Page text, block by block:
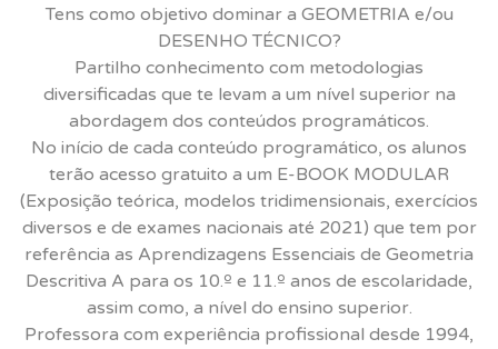
Tens como objetivo dominar a GEOMETRIA e/ou
DESENHO TÉCNICO?
Partilho conhecimento com metodologias
diversificadas que te levam a um nível superior na
abordagem dos conteúdos programáticos.
No início de cada conteúdo programático, os alunos
terão acesso gratuito a um E-BOOK MODULAR
(Exposição teórica, modelos tridimensionais, exercícios
diversos e de exames nacionais até 2021) que tem por
referência as Aprendizagens Essenciais de Geometria
Descritiva A para os 10.º e 11.º anos de escolaridade,
assim como, a nível do ensino superior.
Professora com experiência profissional desde 1994,